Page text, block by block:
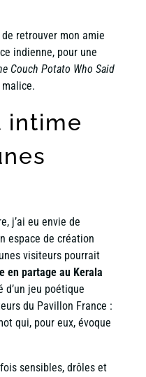
retrouver mon amie
indienne, pour une
Couch Potato Who Said
malice.
intime
j’ai eu envie de
espace de création
visiteurs pourrait
en partage au Kerala
d’un jeu poétique
du Pavillon France :
qui, pour eux, évoque
sensibles, drôles et